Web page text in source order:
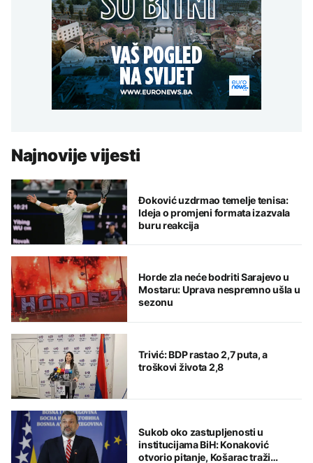
Najnovije vijesti
Đoković uzdrmao temelje tenisa:
Ideja o promjeni formata izazvala
buru reakcija
Horde zla neće bodriti Sarajevo u
Mostaru: Uprava nespremno ušla u
sezonu
Trivić: BDP rastao 2,7 puta, a
troškovi života 2,8
Sukob oko zastupljenosti u
institucijama BiH: Konaković
otvorio pitanje, Košarac traži